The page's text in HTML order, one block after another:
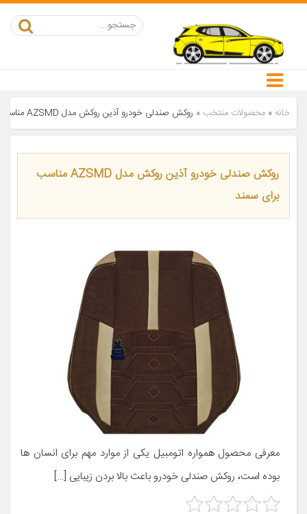
خانه » محصولات منتخب » روکش صندلی خودرو آذین روکش مدل AZSMD مناسب برای سمند
روکش صندلی خودرو آذین روکش مدل AZSMD مناسب
برای سمند
معرفی محصول همواره اتومبیل یکی از موارد مهم برای انسان ها
بوده است، روکش صندلی خودرو باعث بالا بردن زیبایی […]